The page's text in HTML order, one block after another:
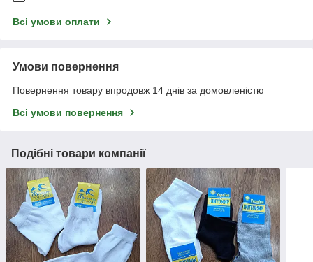
Всі умови оплати
Умови повернення
Повернення товару впродовж 14 днів за домовленістю
Всі умови повернення
Подібні товари компанії